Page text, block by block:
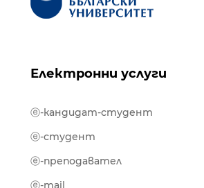
Електронни услуги
ⓔ-кандидат-студент
ⓔ-студент
ⓔ-преподавател
ⓔ-mail